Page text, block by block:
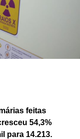
feitas
54,3%
para 14.213.